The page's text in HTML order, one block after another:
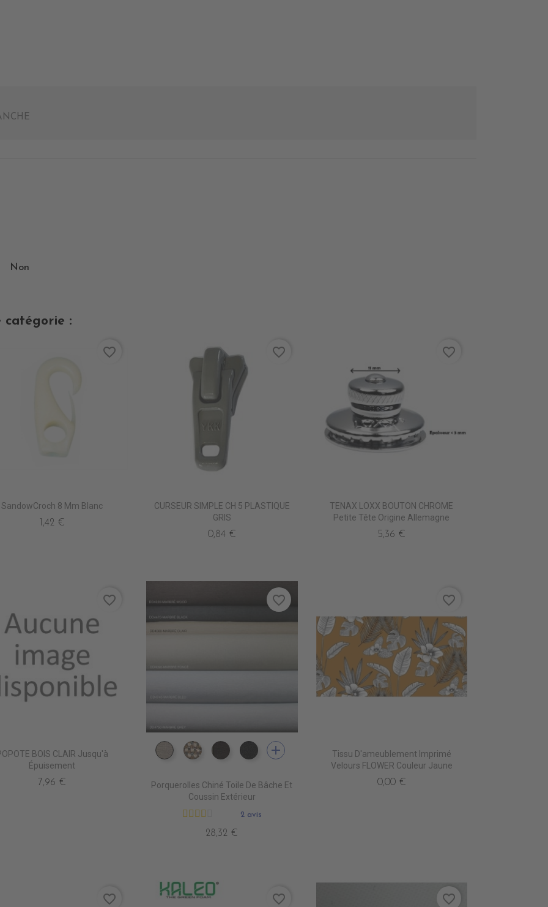
Non
catégorie :
SandowCroch 8 Mm Blanc
1,42 €
favorite_border
CURSEUR SIMPLE CH 5 PLASTIQUE
GRIS
0,84 €
favorite_border
TENAX LOXX BOUTON CHROME
Petite Tête Origine Allemagne
5,36 €
favorite_border
BOIS CLAIR Jusqu'à
Épuisement
7,96 €
favorite_border
DD4080 MARBRE CLAIR
DD4090 MARBRE FONCE
DD4220 MARBRE WOOD
DD4470 MARBRE BLACK
add
Porquerolles Chiné Toile De Bâche Et
Coussin Extérieur
2 avis
28,32 €
favorite_border
Tissu D'ameublement Imprimé
Velours FLOWER Couleur Jaune
0,00 €
favorite_border
favorite_border favorite_border favorite_border